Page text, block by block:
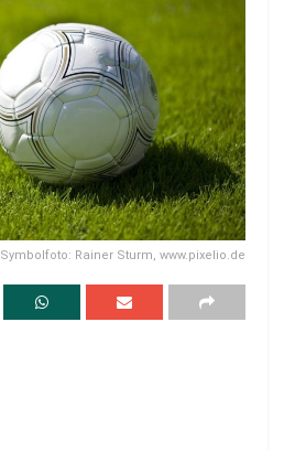
Symbolfoto: Rainer Sturm, www.pixelio.de